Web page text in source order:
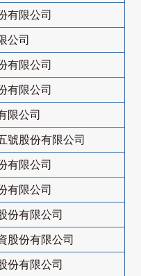
有限公司
公司
有限公司
有限公司
限公司
號股份有限公司
有限公司
有限公司
份有限公司
股份有限公司
份有限公司